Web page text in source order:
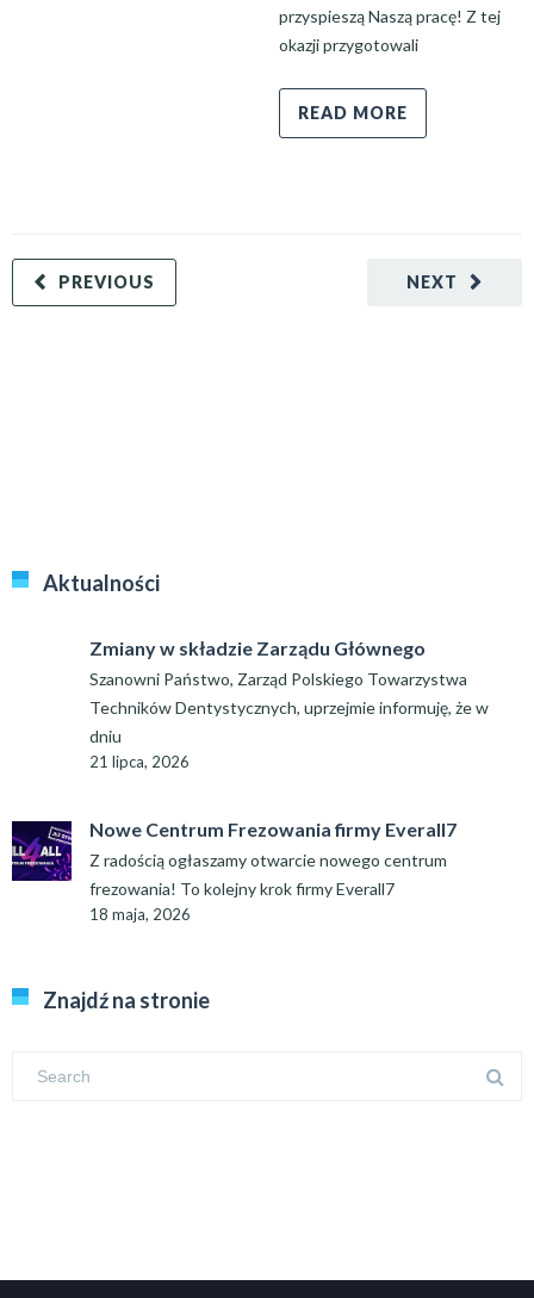
przyspieszą Naszą pracę! Z tej
okazji przygotowali
READ MORE
NEXT
PREVIOUS
Aktualności
Zmiany w składzie Zarządu Głównego
Szanowni Państwo, Zarząd Polskiego Towarzystwa
Techników Dentystycznych, uprzejmie informuję, że w
dniu
21 lipca, 2026
Nowe Centrum Frezowania firmy Everall7
Z radością ogłaszamy otwarcie nowego centrum
frezowania! To kolejny krok firmy Everall7
18 maja, 2026
Znajdź na stronie